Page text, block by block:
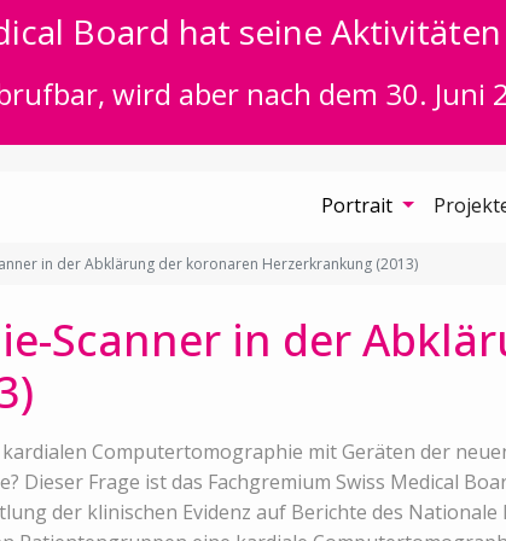
Board hat seine
wird aber nach dem 30.
Portrait
in der Abklärung der koronaren Herzerkrankung (2013)
Scanner in der
Computertomographie mit Geräten der
Dieser Frage ist das Fachgremium Swiss Medical
der klinischen Evidenz auf Berichte des